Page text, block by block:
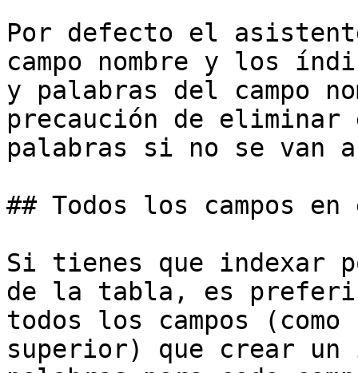
Por defecto el
campo nombre y los
y palabras del campo
precaución de
palabras si no se
## Todos los campos
Si tienes que indexar
de la tabla, es
todos los campos
superior) que crear